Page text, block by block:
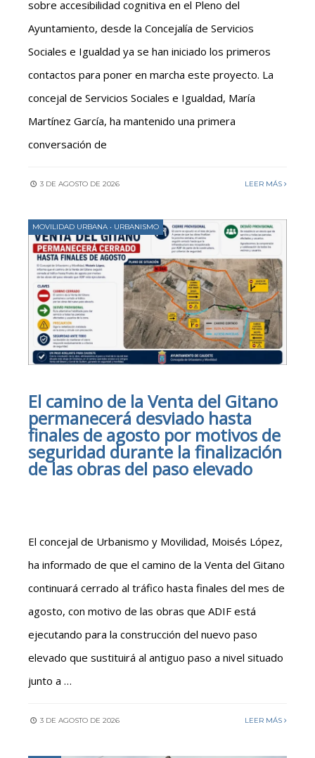
sobre accesibilidad cognitiva en el Pleno del
Ayuntamiento, desde la Concejalía de Servicios
Sociales e Igualdad ya se han iniciado los primeros
contactos para poner en marcha este proyecto. La
concejal de Servicios Sociales e Igualdad, María
Martínez García, ha mantenido una primera
conversación de
3 DE AGOSTO DE 2026 LEER MÁS
MOVILIDAD URBANA • URBANISMO
El camino de la Venta del Gitano
permanecerá desviado hasta
finales de agosto por motivos de
seguridad durante la finalización
de las obras del paso elevado
El concejal de Urbanismo y Movilidad, Moisés López,
ha informado de que el camino de la Venta del Gitano
continuará cerrado al tráfico hasta finales del mes de
agosto, con motivo de las obras que ADIF está
ejecutando para la construcción del nuevo paso
elevado que sustituirá al antiguo paso a nivel situado
junto a …
3 DE AGOSTO DE 2026 LEER MÁS